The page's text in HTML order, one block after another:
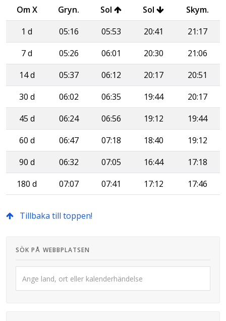
Om X Gryn. Sol Sol
Skym.
1 d
05:16 05:53 20:41
21:17
7 d
05:26 06:01 20:30
21:06
14 d
05:37 06:12 20:17
20:51
30 d
06:02 06:35 19:44
20:17
45 d
06:24 06:56 19:12
19:44
60 d
06:47 07:18 18:40
19:12
90 d
06:32 07:05 16:44
17:18
180 d
07:07 07:41 17:12 17:46
Tillbaka till toppen!
SÖK PÅ WEBBPLATSEN